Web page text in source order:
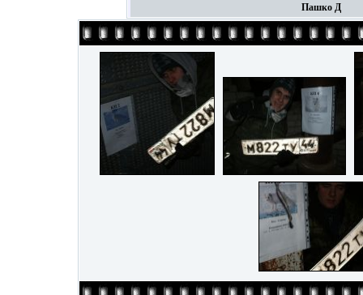
Пашко Д